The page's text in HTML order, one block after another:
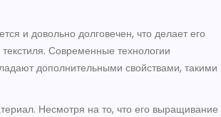
и довольно долговечен, что делает его
Современные технологии
дополнительными свойствами, такими
Несмотря на то, что его выращивание